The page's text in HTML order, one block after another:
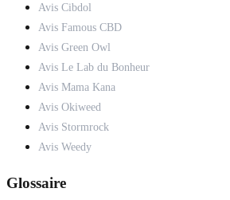
Avis Cibdol
Avis Famous CBD
Avis Green Owl
Avis Le Lab du Bonheur
Avis Mama Kana
Avis Okiweed
Avis Stormrock
Avis Weedy
Glossaire